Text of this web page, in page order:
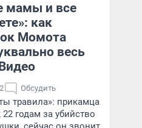
мамы и все
как
Момота
весь
Обсудить
травила»: прикамца
годам за убийство